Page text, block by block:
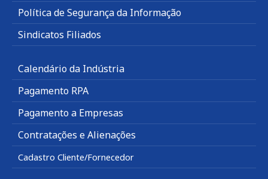
Política de Segurança da Informação
Sindicatos Filiados
Calendário da Indústria
Pagamento RPA
Pagamento a Empresas
Contratações e Alienações
Cadastro Cliente/Fornecedor